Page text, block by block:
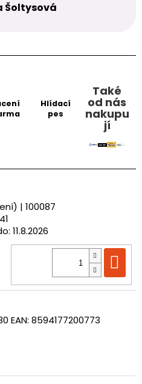
Šoltysová
Hlídací
pes
Také
od nás
nakupu
jí
| 100087
11.8.2026
EAN: 8594177200773